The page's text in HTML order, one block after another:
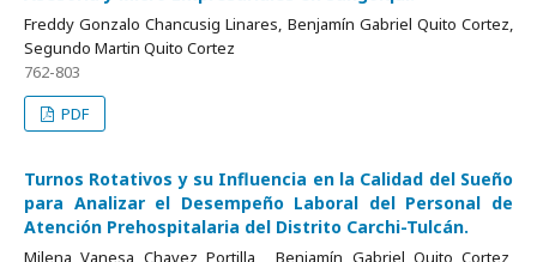
Freddy Gonzalo Chancusig Linares, Benjamín Gabriel Quito Cortez,
Segundo Martin Quito Cortez
762-803
PDF
Turnos Rotativos y su Influencia en la Calidad del Sueño
para Analizar el Desempeño Laboral del Personal de
Atención Prehospitalaria del Distrito Carchi-Tulcán.
Milena Vanesa Chavez Portilla , Benjamín Gabriel Quito Cortez,